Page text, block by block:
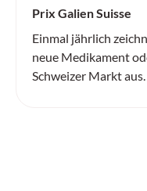
Prix Galien Suisse
Einmal jährlich
neue Medikament
Schweizer Markt aus.